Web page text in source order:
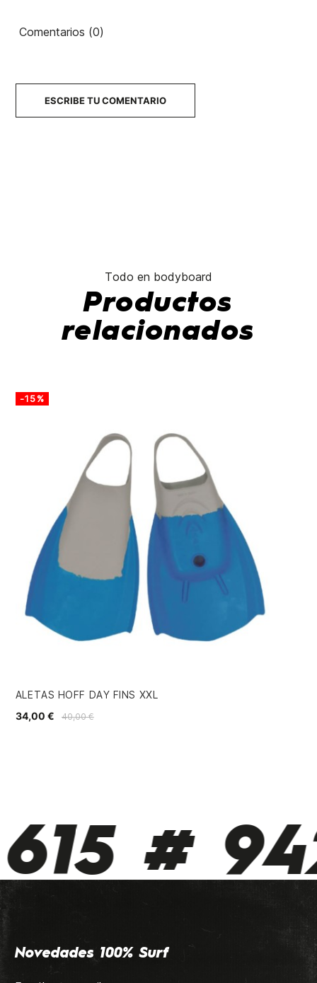
Comentarios (0)
ESCRIBE TU COMENTARIO
Todo en bodyboard
Productos
relacionados
ALETAS HOFF DAY FINS XXL
40,00 €
34,00 €
-15%
#
Novedades 100% Surf